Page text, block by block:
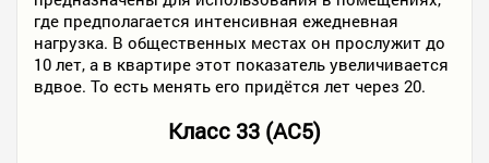
где предполагается интенсивная ежедневная
нагрузка. В общественных местах он прослужит до
10 лет, а в квартире этот показатель увеличивается
вдвое. То есть менять его придётся лет через 20.
Класс 33 (AC5)